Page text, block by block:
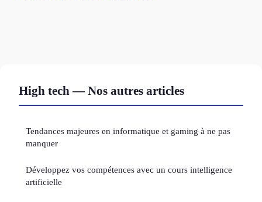
High tech — Nos autres articles
Tendances majeures en informatique et gaming à ne pas
manquer
Développez vos compétences avec un cours intelligence
artificielle